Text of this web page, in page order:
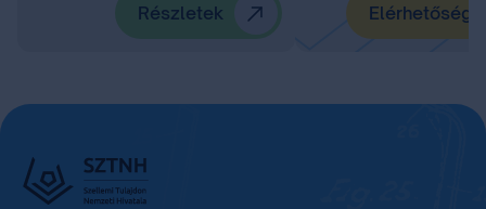
Részletek